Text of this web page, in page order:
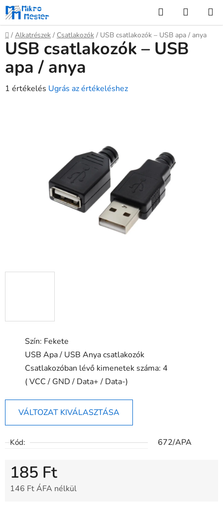
Ugrás
fő
tartalomhoz
KeresésKOSÁR
Kezdőlap
/ Alkatrészek / Csatlakozók / USB csatlakozók – USB apa / anya
Szín: Fekete
USB Apa / USB Anya csatlakozók
Csatlakozóban lévő kimenetek száma: 4
( VCC / GND / Data+ / Data-)
VÁLTOZAT KIVÁLASZTÁSA
Kód: 672/APA
185 Ft
146 Ft ÁFA nélkül
USB csatlakozók – USB
apa / anya
A
1 értékelés Ugrás az értékeléshez